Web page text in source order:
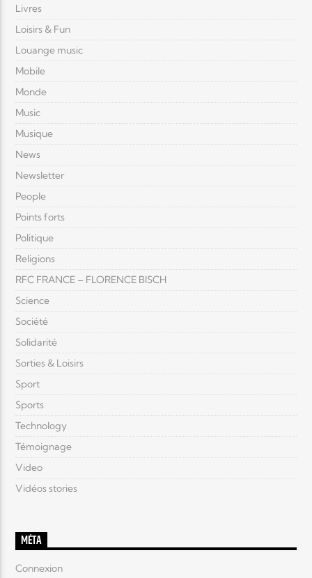
Livres
Loisirs & Fun
Louange music
Mobile
Monde
Music
Musique
News
Newsletter
People
Points forts
Politique
Religions
RFC FRANCE – FLORENCE BISCH
Science
Société
Solidarité
Sorties & Loisirs
Sport
Sports
Technology
Témoignage
Video
Vidéos stories
MÉTA
Connexion